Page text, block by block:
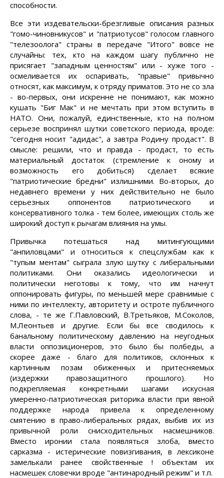
способности.
Все эти издевательски-брезгливые описания разных
"гомо-чиновникусов" и "патриотусов" голосом главного
"телезоолога" страны в передаче "Итого" вовсе не
случайны: тех, кто на каждом шагу публично не
присягает "западным ценностям" или - хуже того -
осмеливается их оспаривать, "правые" привычно
относят, как максимум, к отряду приматов. Это не со зла
- во-первых, они искренне не понимают, как можно
кушать "Биг Мак" и не мечтать при этом вступить в
НАТО. Они, пожалуй, единственные, кто на полном
серьезе воспринял шутки советского периода, вроде:
"сегодня носит "адидас", а завтра Родину продаст". В
смысле: решили, что и правда - продаст, то есть
материальный достаток (стремление к оному и
возможность его добиться) сделает всякие
"патриотические бредни" излишними. Во-вторых, до
недавнего времени у них действительно не было
серьезных оппонентов патриотического и
консервативного толка - тем более, имеющих столь же
широкий доступ к рычагам влияния на умы.
Привычка потешаться над митингующими
"анпиловцами" и относиться к спецслужбам как к
"тупым ментам" сыграла злую шутку с либеральными
политиками. Они оказались идеологически и
политически неготовы к тому, что им начнут
оппонировать фигуры, по меньшей мере сравнимые с
ними по интеллекту, авторитету и остроте публичного
слова, - те же Г.Павловский, В.Третьяков, М.Соколов,
М.Леонтьев и другие. Если бы все сводилось к
банальному политическому давлению на неугодных
власти оппозиционеров, это было бы полбеды, а
скорее даже - благо для политиков, склонных к
картинным позам обиженных и притесняемых
(издержки правозащитного прошлого). Но
подкрепляемая конкретными шагами искусная
умеренно-патриотическая риторика власти при явной
поддержке народа привела к определенному
смятению в право-либеральных рядах, выбив их из
привычной роли снисходительных насмешников.
Вместо иронии стала появляться злоба, вместо
сарказма - истерические повизгивания, в лексиконе
замелькали ранее свойственные ! объектам их
насмешек словечки вроде "антинародный режим" и т.п.